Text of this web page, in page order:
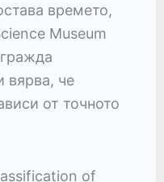
времето,
Museum
вярва, че
от точното